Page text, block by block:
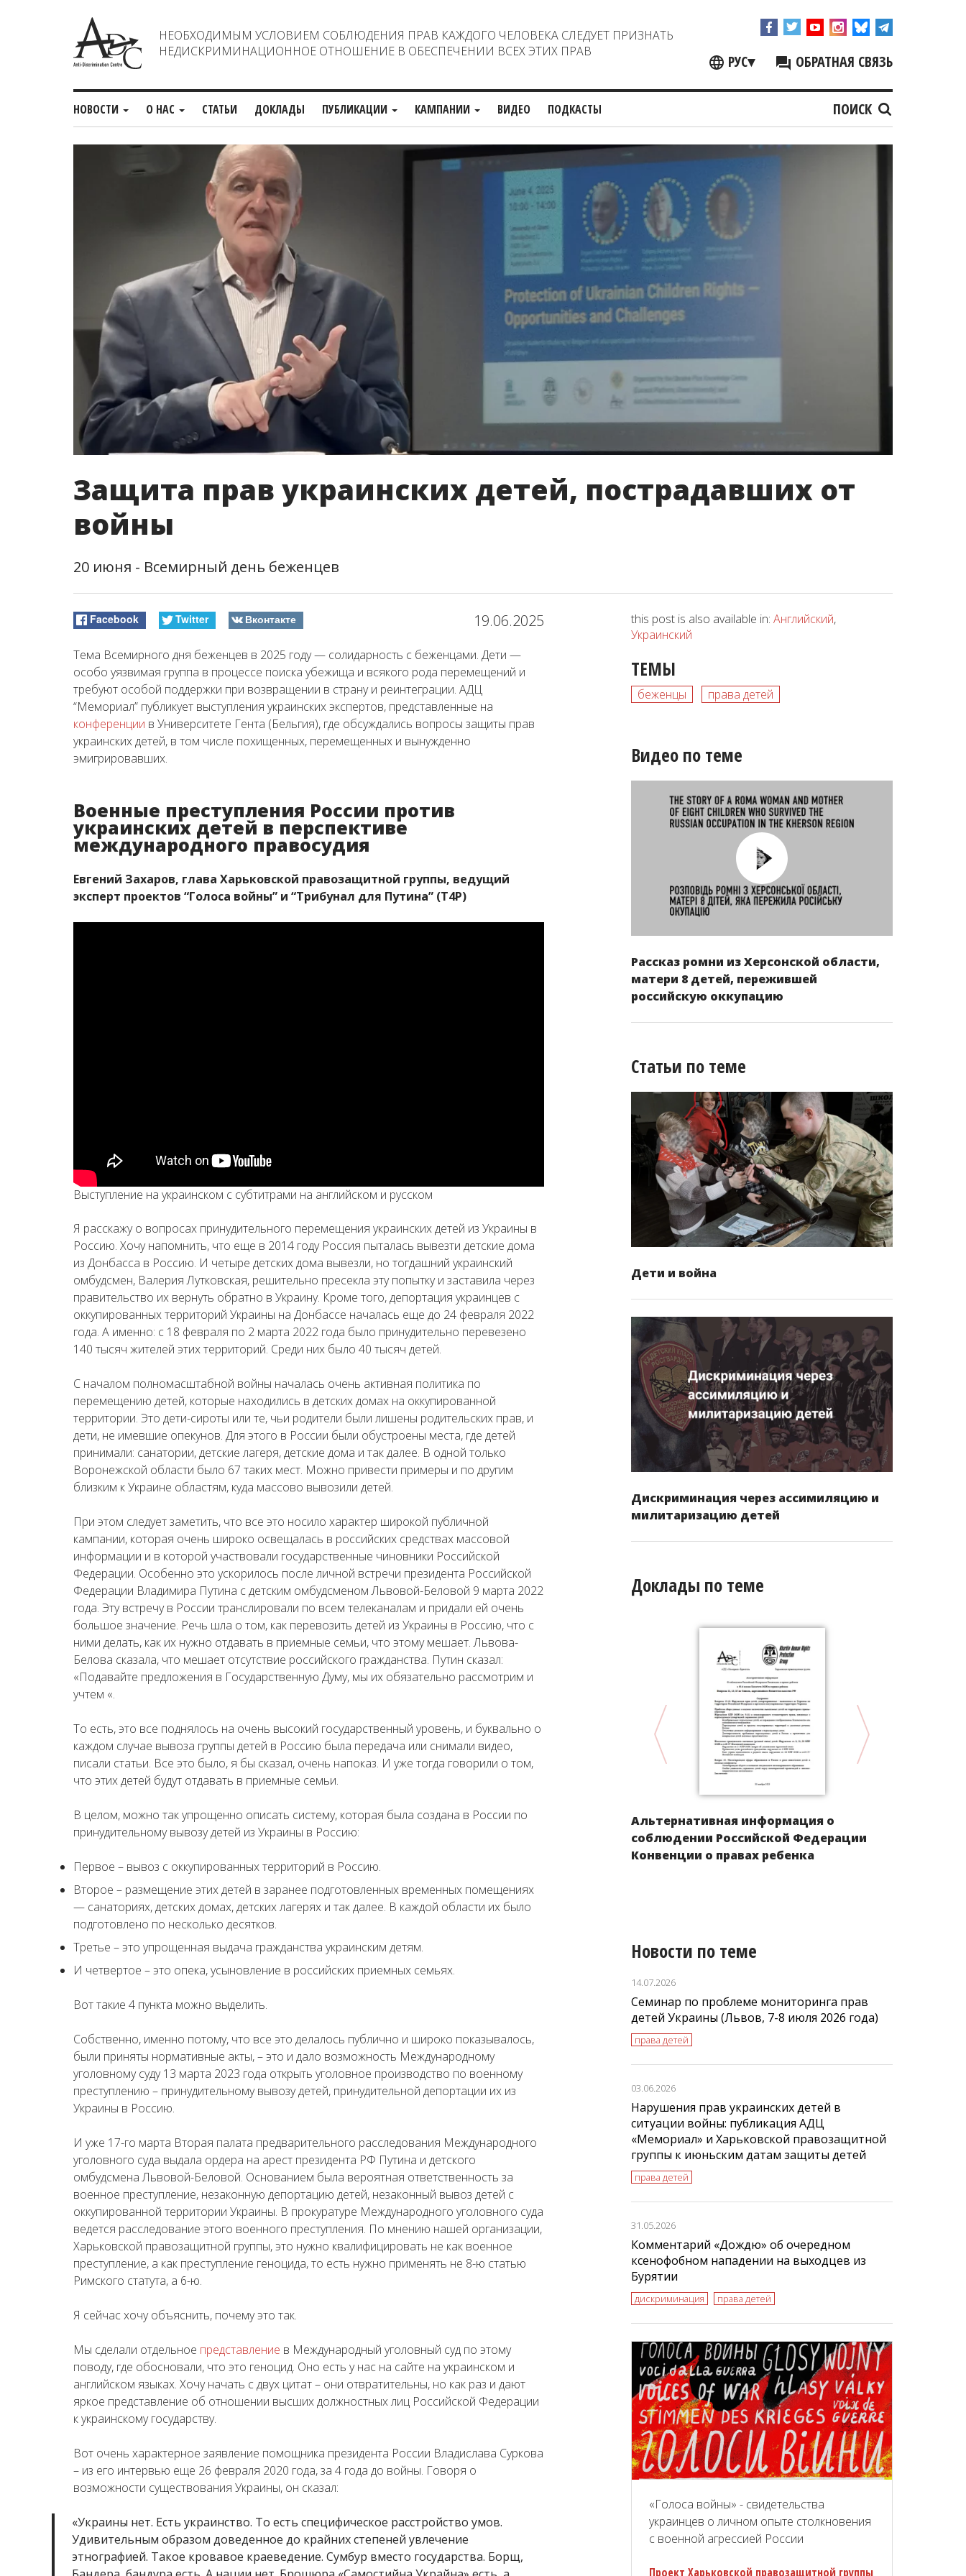
НЕОБХОДИМЫМ УСЛОВИЕМ СОБЛЮДЕНИЯ ПРАВ КАЖДОГО ЧЕЛОВЕКА СЛЕДУЕТ ПРИЗНАТЬ
НЕДИСКРИМИНАЦИОННОЕ ОТНОШЕНИЕ В ОБЕСПЕЧЕНИИ ВСЕХ ЭТИХ ПРАВ
РУС▾ ОБРАТНАЯ СВЯЗЬ
НОВОСТИ О НАС СТАТЬИ ДОКЛАДЫ ПУБЛИКАЦИИ КАМПАНИИ ВИДЕО ПОДКАСТЫ ПОИСК
Защита прав украинских детей, пострадавших от
войны
20 июня - Всемирный день беженцев
19.06.2025
Facebook Twitter Вконтакте
Тема Всемирного дня беженцев в 2025 году — солидарность с беженцами. Дети —
особо уязвимая группа в процессе поиска убежища и всякого рода перемещений и
требуют особой поддержки при возвращении в страну и реинтеграции. АДЦ
“Мемориал” публикует выступления украинских экспертов, представленные на
конференции в Университете Гента (Бельгия), где обсуждались вопросы защиты прав
украинских детей, в том числе похищенных, перемещенных и вынужденно
эмигрировавших.
Военные преступления России против
украинских детей в перспективе
международного правосудия
Евгений Захаров, глава Харьковской правозащитной группы, ведущий
эксперт проектов “Голоса войны” и “Трибунал для Путина” (Т4Р)
Выступление на украинском с субтитрами на английском и русском
Я расскажу о вопросах принудительного перемещения украинских детей из Украины в
Россию. Хочу напомнить, что еще в 2014 году Россия пыталась вывезти детские дома
из Донбасса в Россию. И четыре детских дома вывезли, но тогдашний украинский
омбудсмен, Валерия Лутковская, решительно пресекла эту попытку и заставила через
правительство их вернуть обратно в Украину. Кроме того, депортация украинцев с
оккупированных территорий Украины на Донбассе началась еще до 24 февраля 2022
года. А именно: с 18 февраля по 2 марта 2022 года было принудительно перевезено
140 тысяч жителей этих территорий. Среди них было 40 тысяч детей.
С началом полномасштабной войны началась очень активная политика по
перемещению детей, которые находились в детских домах на оккупированной
территории. Это дети-сироты или те, чьи родители были лишены родительских прав, и
дети, не имевшие опекунов. Для этого в России были обустроены места, где детей
принимали: санатории, детские лагеря, детские дома и так далее. В одной только
Воронежской области было 67 таких мест. Можно привести примеры и по другим
близким к Украине областям, куда массово вывозили детей.
При этом следует заметить, что все это носило характер широкой публичной
кампании, которая очень широко освещалась в российских средствах массовой
информации и в которой участвовали государственные чиновники Российской
Федерации. Особенно это ускорилось после личной встречи президента Российской
Федерации Владимира Путина с детским омбудсменом Львовой-Беловой 9 марта 2022
года. Эту встречу в России транслировали по всем телеканалам и придали ей очень
большое значение. Речь шла о том, как перевозить детей из Украины в Россию, что с
ними делать, как их нужно отдавать в приемные семьи, что этому мешает. Львова-
Белова сказала, что мешает отсутствие российского гражданства. Путин сказал:
«Подавайте предложения в Государственную Думу, мы их обязательно рассмотрим и
учтем «.
То есть, это все поднялось на очень высокий государственный уровень, и буквально о
каждом случае вывоза группы детей в Россию была передача или снимали видео,
писали статьи. Все это было, я бы сказал, очень напоказ. И уже тогда говорили о том,
что этих детей будут отдавать в приемные семьи.
В целом, можно так упрощенно описать систему, которая была создана в России по
принудительному вывозу детей из Украины в Россию:
Первое – вывоз с оккупированных территорий в Россию.
Второе – размещение этих детей в заранее подготовленных временных помещениях
— санаториях, детских домах, детских лагерях и так далее. В каждой области их было
подготовлено по несколько десятков.
Третье – это упрощенная выдача гражданства украинским детям.
И четвертое – это опека, усыновление в российских приемных семьях.
Вот такие 4 пункта можно выделить.
Собственно, именно потому, что все это делалось публично и широко показывалось,
были приняты нормативные акты, – это и дало возможность Международному
уголовному суду 13 марта 2023 года открыть уголовное производство по военному
преступлению – принудительному вывозу детей, принудительной депортации их из
Украины в Россию.
И уже 17-го марта Вторая палата предварительного расследования Международного
уголовного суда выдала ордера на арест президента РФ Путина и детского
омбудсмена Львовой-Беловой. Основанием была вероятная ответственность за
военное преступление, незаконную депортацию детей, незаконный вывоз детей с
оккупированной территории Украины. В прокуратуре Международного уголовного суда
ведется расследование этого военного преступления. По мнению нашей организации,
Харьковской правозащитной группы, это нужно квалифицировать не как военное
преступление, а как преступление геноцида, то есть нужно применять не 8-ю статью
Римского статута, а 6-ю.
Я сейчас хочу объяснить, почему это так.
Мы сделали отдельное представление в Международный уголовный суд по этому
поводу, где обосновали, что это геноцид. Оно есть у нас на сайте на украинском и
английском языках. Хочу начать с двух цитат – они отвратительны, но как раз и дают
яркое представление об отношении высших должностных лиц Российской Федерации
к украинскому государству.
Вот очень характерное заявление помощника президента России Владислава Суркова
– из его интервью еще 26 февраля 2020 года, за 4 года до войны. Говоря о
возможности существования Украины, он сказал:
«Украины нет. Есть украинство. То есть специфическое расстройство умов.
Удивительным образом доведенное до крайних степеней увлечение
этнографией. Такое кровавое краеведение. Сумбур вместо государства. Борщ,
this post is also available in: Английский,
Украинский
ТЕМЫ
беженцы права детей
Видео по теме
Рассказ ромни из Херсонской области,
матери 8 детей, пережившей
российскую оккупацию
Статьи по теме
Дети и война
Дискриминация через ассимиляцию и
милитаризацию детей
Доклады по теме
результате российской военной
агрессии
Альтернативная информация о
соблюдении Российской Федерации
Конвенции о правах ребенка
Новости по теме
14.07.2026
Семинар по проблеме мониторинга прав
детей Украины (Львов, 7-8 июля 2026 года)
права детей
03.06.2026
Нарушения прав украинских детей в
ситуации войны: публикация АДЦ
«Мемориал» и Харьковской правозащитной
группы к июньским датам защиты детей
права детей
31.05.2026
Комментарий «Дождю» об очередном
ксенофобном нападении на выходцев из
Бурятии
дискриминация права детей
«Голоса войны» - свидетельства
украинцев о личном опыте столкновения
с военной агрессией России
Проект Харьковской правозащитной группы